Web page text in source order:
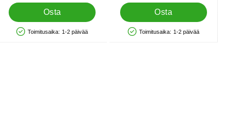
Osta
Saatavuus: Varastossa
Toimitusaika: 1-2 päivää
Osta
Saatavuus: Varastossa
Toimitusaika: 1-2 päivää